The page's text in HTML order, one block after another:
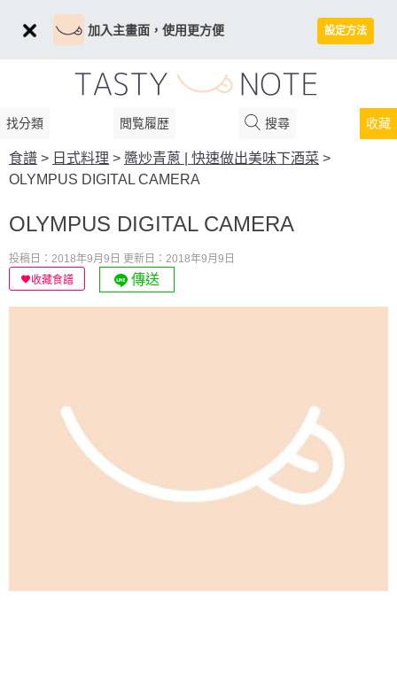
加入主畫面，使用更方便 設定方法
找分類 閲覧履歴 搜尋 收藏
食譜 > 日式料理 > 醬炒青蔥 | 快速做出美味下酒菜 >
OLYMPUS DIGITAL CAMERA
OLYMPUS DIGITAL CAMERA
投稿日：2018年9月9日 更新日：2018年9月9日
收藏食譜
傳送